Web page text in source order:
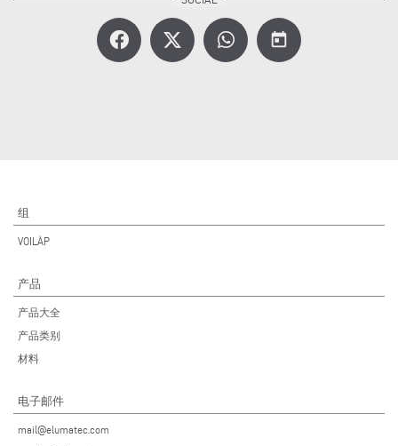
today
组
VOILÀP
产品
产品大全
产品类别
材料
电子邮件
mail@elumatec.com